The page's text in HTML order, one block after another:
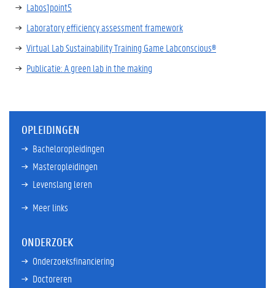
Labos1point5
Laboratory efficiency assessment framework
Virtual Lab Sustainability Training Game Labconscious®
Publicatie: A green lab in the making
OPLEIDINGEN
Bacheloropleidingen
Masteropleidingen
Levenslang leren
Meer links
ONDERZOEK
Onderzoeksfinanciering
Doctoreren